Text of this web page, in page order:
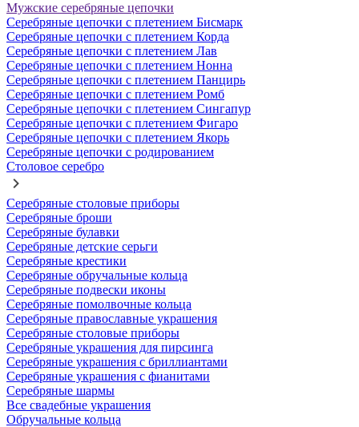
Мужские серебряные цепочки
Серебряные цепочки с плетением Бисмарк
Серебряные цепочки с плетением Корда
Серебряные цепочки с плетением Лав
Серебряные цепочки с плетением Нонна
Серебряные цепочки с плетением Панцирь
Серебряные цепочки с плетением Ромб
Серебряные цепочки с плетением Сингапур
Серебряные цепочки с плетением Фигаро
Серебряные цепочки с плетением Якорь
Серебряные цепочки с родированием
Столовое серебро
Серебряные столовые приборы
Серебряные броши
Серебряные булавки
Серебряные детские серьги
Серебряные крестики
Серебряные обручальные кольца
Серебряные подвески иконы
Серебряные помолвочные кольца
Серебряные православные украшения
Серебряные столовые приборы
Серебряные украшения для пирсинга
Серебряные украшения с бриллиантами
Серебряные украшения с фианитами
Серебряные шармы
Все свадебные украшения
Обручальные кольца